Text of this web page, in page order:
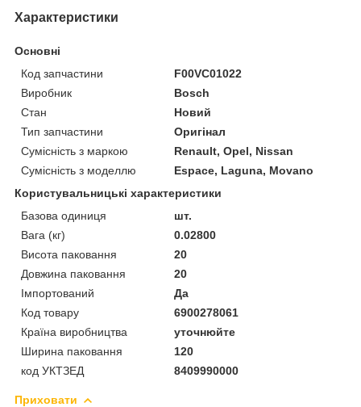
Характеристики
Основні
Код запчастини
F00VC01022
Виробник
Bosch
Стан
Новий
Тип запчастини
Оригінал
Сумісність з маркою
Renault, Opel, Nissan
Сумісність з моделлю
Espace, Laguna, Movano
Користувальницькі характеристики
Базова одиниця
шт.
Вага (кг)
0.02800
Висота паковання
20
Довжина паковання
20
Імпортований
Да
Код товару
6900278061
Країна виробництва
уточнюйте
Ширина паковання
120
код УКТЗЕД
8409990000
Приховати